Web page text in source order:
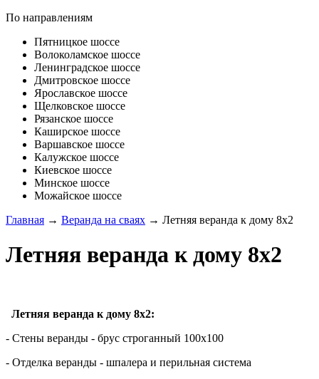
По направлениям
Пятницкое шоссе
Волоколамское шоссе
Ленинградское шоссе
Дмитровское шоссе
Ярославское шоссе
Щелковское шоссе
Рязанское шоссе
Каширское шоссе
Варшавское шоссе
Калужское шоссе
Киевское шоссе
Минское шоссе
Можайское шоссе
Главная → Веранда на сваях → Летняя веранда к дому 8х2
Летняя веранда к дому 8х2
Летняя веранда к дому 8х2:
- Стены веранды - брус строганный 100х100
- Отделка веранды - шпалера и перильная система